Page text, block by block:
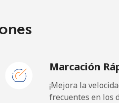
25 min por ⁦$5⁩
Marcación
¡Mejora la
frecuentes en los